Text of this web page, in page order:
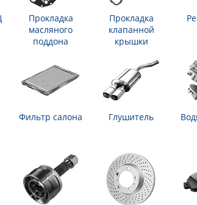
Прокладка
масляного
поддона
Прокладка
клапанной
крышки
Фильтр салона Глушитель